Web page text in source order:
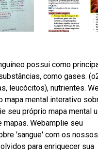
possui como
como gases.
leucócitos), nutrientes.
mapa mental interativo
seu próprio mapa mental
mapas. Webamplie seu
'sangue' com os
para enriquecer sua